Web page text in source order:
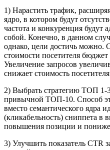
1) Нарастить трафик,
ядро, в котором будут
частота и конкуренция будут
собой. Конечно, в данном
однако, цели достичь можно.
стоимости посетителя
Увеличение запросов
снижает стоимость
2) Выбрать стратегию ТОП 1-
привычной ТОП-10. Способ
вместо семантического ядра
(кликабельность) сниппета в
повышения позиции и
3) Улучшить показатель CTR